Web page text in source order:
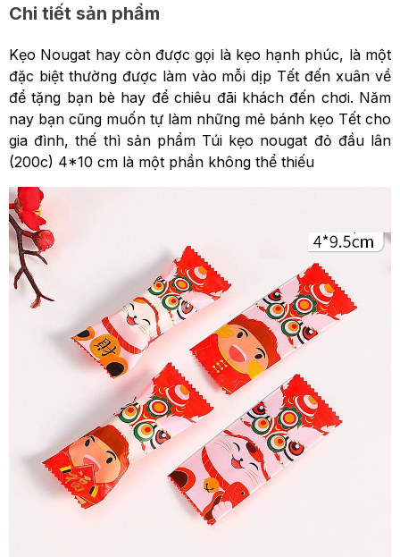
Chi tiết sản phẩm
Kẹo Nougat hay còn được gọi là kẹo hạnh phúc, là một
đặc biệt thường được làm vào mỗi dịp Tết đến xuân về
để tặng bạn bè hay để chiêu đãi khách đến chơi. Năm
nay bạn cũng muốn tự làm những mẻ bánh kẹo Tết cho
gia đình, thế thì sản phẩm Túi kẹo nougat đỏ đầu lân
(200c) 4*10 cm là một phần không thể thiếu